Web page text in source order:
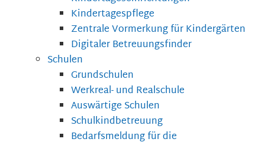
Kindertagespflege
Zentrale Vormerkung für Kindergärten
Digitaler Betreuungsfinder
Schulen
Grundschulen
Werkreal- und Realschule
Auswärtige Schulen
Schulkindbetreuung
Bedarfsmeldung für die